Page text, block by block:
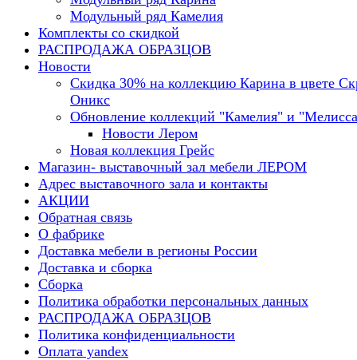
Модульный ряд Камелия
Комплекты со скидкой
РАСПРОДАЖА ОБРАЗЦОВ
Новости
Скидка 30% на коллекцию Карина в цвете
Оникс
Обновление коллекций "Камелия" и
Новости Лером
Новая коллекция Грейс
Магазин- выставочный зал мебели ЛЕРОМ
Адрес выставочного зала и контакты
АКЦИИ
Обратная связь
О фабрике
Доставка мебели в регионы России
Доставка и сборка
Сборка
Политика обработки персональных данных
РАСПРОДАЖА ОБРАЗЦОВ
Политика конфиденциальности
Оплата yandex